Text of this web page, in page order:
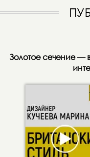
Золотое сечение —